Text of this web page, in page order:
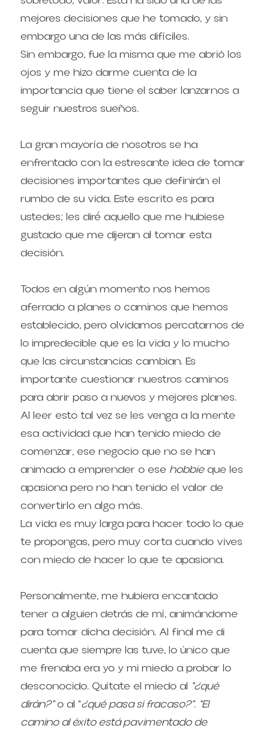
mejores decisiones que he tomado, y sin
embargo una de las más difíciles.
Sin embargo, fue la misma que me abrió los
ojos y me hizo darme cuenta de la
importancia que tiene el saber lanzarnos a
seguir nuestros sueños.
La gran mayoría de nosotros se ha
enfrentado con la estresante idea de tomar
decisiones importantes que definirán el
rumbo de su vida. Este escrito es para
ustedes; les diré́ aquello que me hubiese
gustado que me dijeran al tomar esta
decisión.
Todos en algún momento nos hemos
aferrado a planes o caminos que hemos
establecido, pero olvidamos percatarnos de
lo impredecible que es la vida y lo mucho
que las circunstancias cambian. Es
importante cuestionar nuestros caminos
para abrir paso a nuevos y mejores planes.
Al leer esto tal vez se les venga a la mente
esa actividad que han tenido miedo de
comenzar, ese negocio que no se han
animado a emprender o ese hobbie que les
apasiona pero no han tenido el valor de
convertirlo en algo más.
La vida es muy larga para hacer todo lo que
te propongas, pero muy corta cuando vives
con miedo de hacer lo que te apasiona.
Personalmente, me hubiera encantado
tener a alguien detrás de mí, animándome
para tomar dicha decisión. Al final me di
cuenta que siempre las tuve, lo único que
me frenaba era yo y mi miedo a probar lo
desconocido. Quítate el miedo al “¿qué
dirán?” o al “¿qué pasa si fracaso?”. “El
camino al éxito está pavimentado de